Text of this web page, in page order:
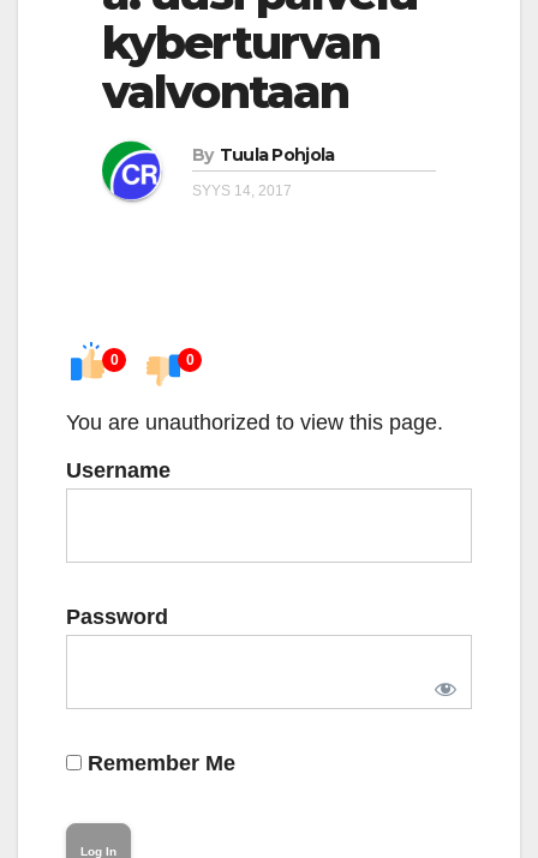
kyberturvan
valvontaan
By Tuula Pohjola
SYYS 14, 2017
0 0
You are unauthorized to view this page.
Username
Password
Remember Me